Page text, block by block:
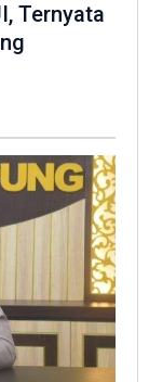
Ternyata